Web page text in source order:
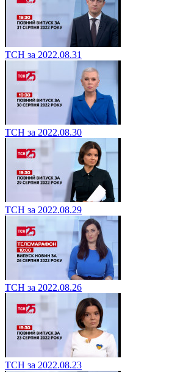
ТСН за 2022.08.31
ТСН за 2022.08.30
ТСН за 2022.08.29
ТСН за 2022.08.26
ТСН за 2022.08.23